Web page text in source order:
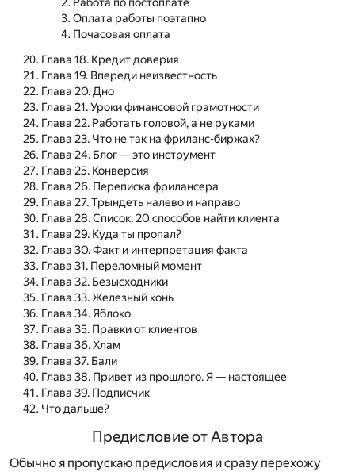
Работа по постоплате
Оплата работы поэтапно
Почасовая оплата
Глава 18. Кредит доверия
Глава 19. Впереди неизвестность
Глава 20. Дно
Глава 21. Уроки финансовой грамотности
Глава 22. Работать головой, а не руками
Глава 23. Что не так на фриланс-биржах?
Глава 24. Блог — это инструмент
Глава 25. Конверсия
Глава 26. Переписка фрилансера
Глава 27. Трындеть налево и направо
Глава 28. Список: 20 способов найти клиента
Глава 29. Куда ты пропал?
Глава 30. Факт и интерпретация факта
Глава 31. Переломный момент
Глава 32. Безысходники
Глава 33. Железный конь
Глава 34. Яблоко
Глава 35. Правки от клиентов
Глава 36. Хлам
Глава 37. Бали
Глава 38. Привет из прошлого. Я — настоящее
Глава 39. Подписчик
Что дальше?
Предисловие от Автора
Обычно я пропускаю предисловия и сразу перехожу